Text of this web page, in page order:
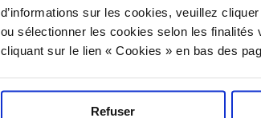
d’informations sur les cookies, veuillez
ou sélectionner les cookies selon les
cliquant sur le lien « Cookies » en bas des
Refuser
La glace sera servie dans
confites.
COMPLÉMENT RECETTE